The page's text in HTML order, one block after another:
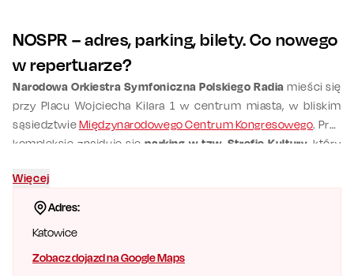
Adres:
Katowice
Zobacz dojazd na Google Maps
NOSPR – adres, parking, bilety. Co nowego
w repertuarze?
Narodowa Orkiestra Symfoniczna Polskiego Radia mieści się
przy Placu Wojciecha Kilara 1 w centrum miasta, w bliskim
sąsiedztwieMiędzynarodowego Centrum Kongresowego. Przy
kompleksie znajduje sięparking w tzw. Strefie Kultury , który
mogą korzystać z miejsc parkingowych bezpłatnie, jednak
konieczne jest pobranie biletu i zeskanowanie go podczas
wjazdu. Osobom poruszającym się
polecamy szukać przystanków autobusowych oraz
tramwajowych pod nazwami Spodek, Katowice Rondo,
Więcej